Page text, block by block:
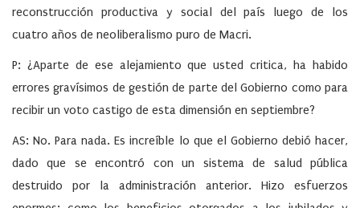
reconstrucción productiva y social del país luego de los
cuatro años de neoliberalismo puro de Macri.
P: ¿Aparte de ese alejamiento que usted critica, ha habido
errores gravísimos de gestión de parte del Gobierno como para
recibir un voto castigo de esta dimensión en septiembre?
AS: No. Para nada. Es increíble lo que el Gobierno debió hacer,
dado que se encontró con un sistema de salud pública
destruido por la administración anterior. Hizo esfuerzos